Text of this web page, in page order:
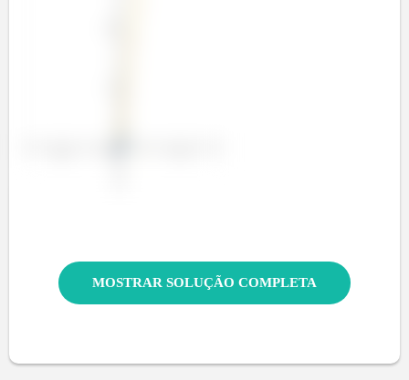
MOSTRAR SOLUÇÃO COMPLETA